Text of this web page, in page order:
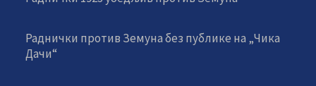
Раднички против Земуна без публике на „Чика
Дачи“